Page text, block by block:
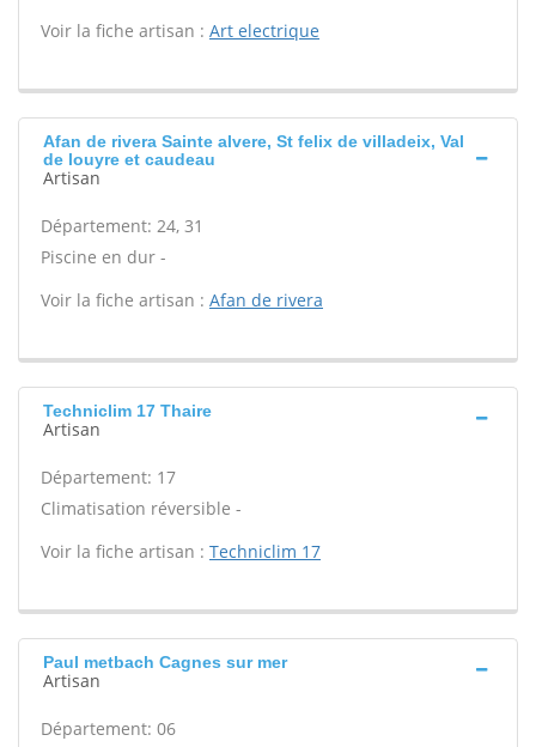
Voir la fiche artisan : Art electrique
Afan de rivera Sainte alvere, St felix de villadeix, Val
de louyre et caudeau
Artisan
Département: 24, 31
Piscine en dur -
Voir la fiche artisan : Afan de rivera
Techniclim 17 Thaire
Artisan
Département: 17
Climatisation réversible -
Voir la fiche artisan : Techniclim 17
Paul metbach Cagnes sur mer
Artisan
Département: 06